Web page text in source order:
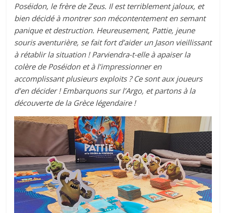
Poséidon, le frère de Zeus. Il est terriblement jaloux, et
bien décidé à montrer son mécontentement en semant
panique et destruction. Heureusement, Pattie, jeune
souris aventurière, se fait fort d’aider un Jason vieillissant
à rétablir la situation ! Parviendra-t-elle à apaiser la
colère de Poséidon et à l’impressionner en
accomplissant plusieurs exploits ? Ce sont aux joueurs
d’en décider ! Embarquons sur l’Argo, et partons à la
découverte de la Grèce légendaire !